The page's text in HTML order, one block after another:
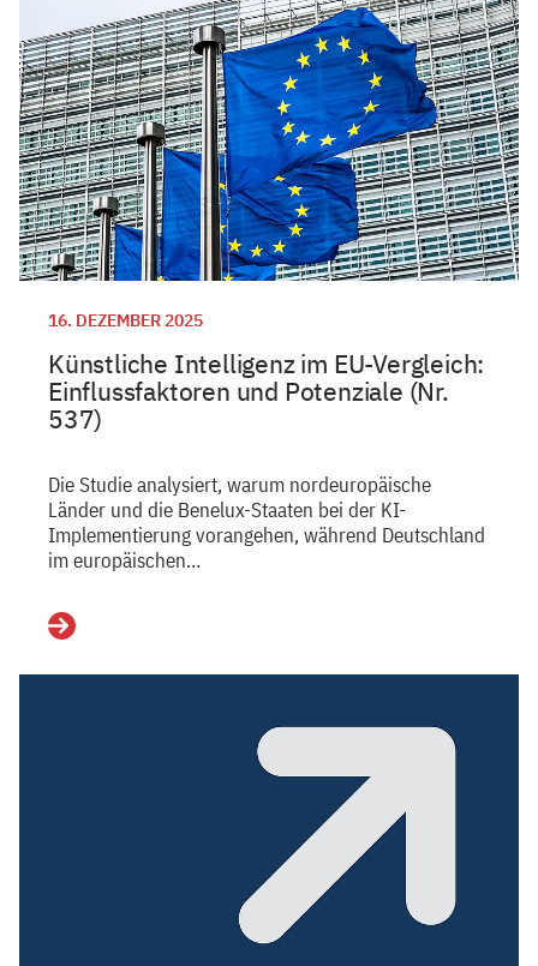
16. DEZEMBER 2025
Künstliche Intelligenz im EU-Vergleich:
Einflussfaktoren und Potenziale (Nr.
537)
Die Studie analysiert, warum nordeuropäische
Länder und die Benelux-Staaten bei der KI-
Implementierung vorangehen, während Deutschland
im europäischen…
Weiterlesen